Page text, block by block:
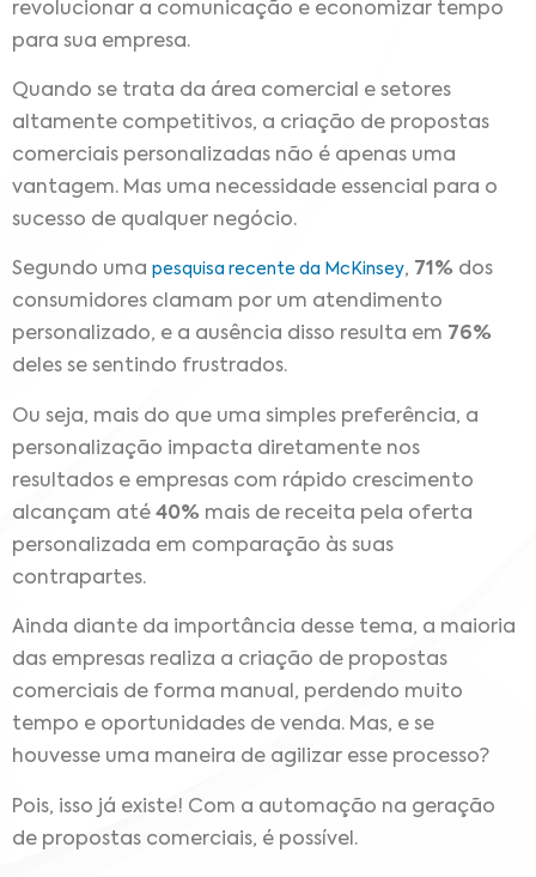
revolucionar a comunicação e economizar tempo
para sua empresa.
Quando se trata da área comercial e setores
altamente competitivos, a criação de propostas
comerciais personalizadas não é apenas uma
vantagem. Mas uma necessidade essencial para o
sucesso de qualquer negócio.
Segundo uma pesquisa recente da McKinsey, 71% dos
consumidores clamam por um atendimento
personalizado, e a ausência disso resulta em 76%
deles se sentindo frustrados.
Ou seja, mais do que uma simples preferência, a
personalização impacta diretamente nos
resultados e empresas com rápido crescimento
alcançam até 40% mais de receita pela oferta
personalizada em comparação às suas
contrapartes.
Ainda diante da importância desse tema, a maioria
das empresas realiza a criação de propostas
comerciais de forma manual, perdendo muito
tempo e oportunidades de venda. Mas, e se
houvesse uma maneira de agilizar esse processo?
Pois, isso já existe! Com a automação na geração
de propostas comerciais, é possível.